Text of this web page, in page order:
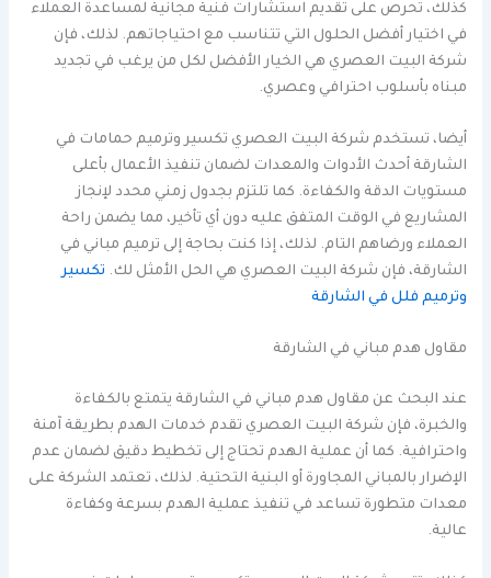
كذلك، تحرص على تقديم استشارات فنية مجانية لمساعدة العملاء
في اختيار أفضل الحلول التي تتناسب مع احتياجاتهم. لذلك، فإن
شركة البيت العصري هي الخيار الأفضل لكل من يرغب في تجديد
مبناه بأسلوب احترافي وعصري.
أيضا، تستخدم شركة البيت العصري تكسير وترميم حمامات في
الشارقة أحدث الأدوات والمعدات لضمان تنفيذ الأعمال بأعلى
مستويات الدقة والكفاءة. كما تلتزم بجدول زمني محدد لإنجاز
المشاريع في الوقت المتفق عليه دون أي تأخير، مما يضمن راحة
العملاء ورضاهم التام. لذلك، إذا كنت بحاجة إلى ترميم مباني في
الشارقة، فإن شركة البيت العصري هي الحل الأمثل لك. تكسير
وترميم فلل في الشارقة
مقاول هدم مباني في الشارقة
عند البحث عن مقاول هدم مباني في الشارقة يتمتع بالكفاءة
والخبرة، فإن شركة البيت العصري تقدم خدمات الهدم بطريقة آمنة
واحترافية. كما أن عملية الهدم تحتاج إلى تخطيط دقيق لضمان عدم
الإضرار بالمباني المجاورة أو البنية التحتية. لذلك، تعتمد الشركة على
معدات متطورة تساعد في تنفيذ عملية الهدم بسرعة وكفاءة
عالية.